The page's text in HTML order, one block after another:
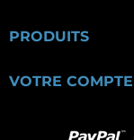
PRODUITS
VOTRE COMPTE